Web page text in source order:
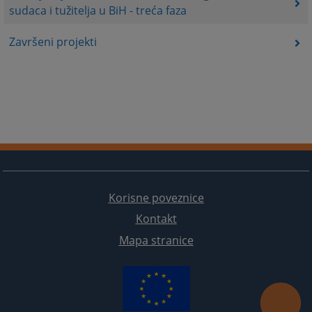
sudaca i tužitelja u BiH - treća faza
Završeni projekti
Korisne poveznice
Kontakt
Mapa stranice